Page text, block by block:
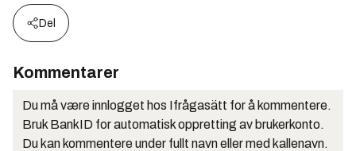
Del
Kommentarer
Du må være innlogget hos Ifrågasätt for å kommentere.
Bruk BankID for automatisk oppretting av brukerkonto.
Du kan kommentere under fullt navn eller med kallenavn.